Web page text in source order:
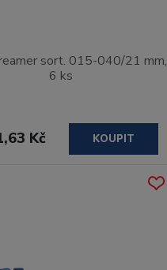
sort. 015-040/21 mm,
6 ks
Kč KOUPIT